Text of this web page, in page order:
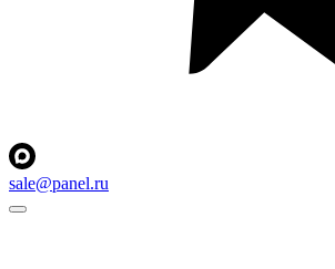
sale@panel.ru